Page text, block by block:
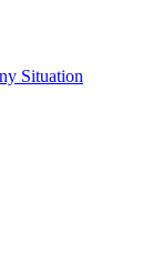
Situation